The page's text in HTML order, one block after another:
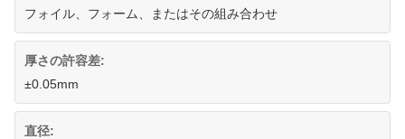
フォイル、フォーム、またはその組み合わせ
厚さの許容差:
±0.05mm
直径: